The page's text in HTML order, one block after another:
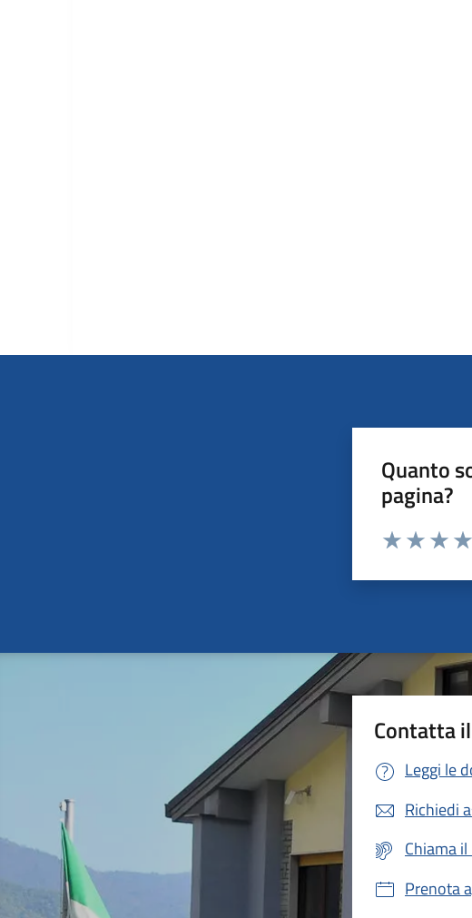
Quanto
pagina?
Valuta da 1 a 5
Contatta
Leggi le
Richiedi
Chiama
Prenota